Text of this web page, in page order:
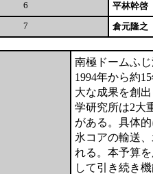
6
平林幹啓
7
倉元隆之
南極ドームふ
1994年から約
大な成果を創
学研究所は2大
がある。具体
氷コアの輸送
れる。本予算
して引き続き